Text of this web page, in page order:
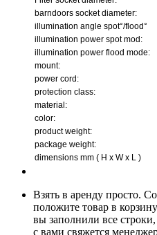
barndoors socket diameter:
illumination angle spot°/flood°
illumination power spot mod:
illumination power flood mode:
mount:
power cord:
protection class:
material:
color:
product weight:
package weight:
dimensions mm ( H x W x L )
Взять в аренду просто.
положите товар в
вы заполнили все
с вами свяжется